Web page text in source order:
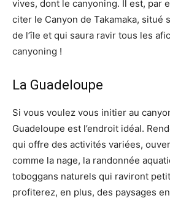
vives, dont le canyoning. Il est, par
citer le Canyon de Takamaka, situé
de l’île et qui saura ravir tous les
canyoning !
La Guadeloupe
Si vous voulez vous initier au
Guadeloupe est l’endroit idéal.
qui offre des activités variées,
comme la nage, la randonnée
toboggans naturels qui raviront
profiterez, en plus, des paysages